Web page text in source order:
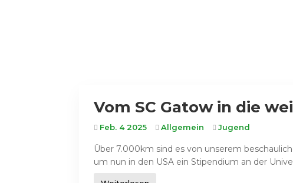
Vom SC Gatow in die
Feb. 4 2025 Allgemein Jugend
Über 7.000km sind es von unserem
um nun in den USA ein Stipendium an der